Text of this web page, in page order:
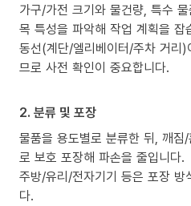
가구/가전 크기와 물건량, 특수
목 특성을 파악해 작업 계획을 잡
동선(계단/엘리베이터/주차 거리
므로 사전 확인이 중요합니다.
2. 분류 및 포장
물품을 용도별로 분류한 뒤, 깨
로 보호 포장해 파손을 줄입니다.
주방/유리/전자기기 등은 포장 방
다.